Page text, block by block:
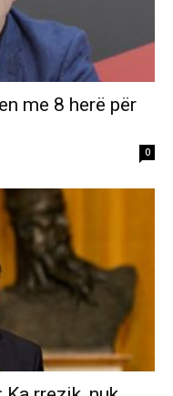
me 8 herë për
0